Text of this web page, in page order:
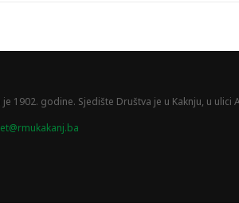
1902. godine. Sjedište Društva je u Kaknju, u ulici